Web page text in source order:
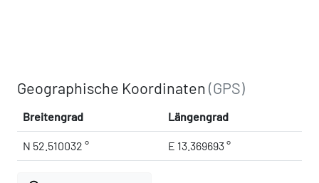
Geographische Koordinaten(GPS)
Breitengrad Längengrad
N 52.510032 ° E 13.369693 °